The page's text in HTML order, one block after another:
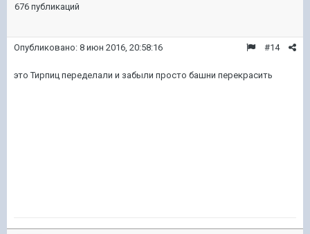
676 публикаций
#14
Опубликовано: 8 июн 2016, 20:58:16
это Тирпиц переделали и забыли просто башни перекрасить